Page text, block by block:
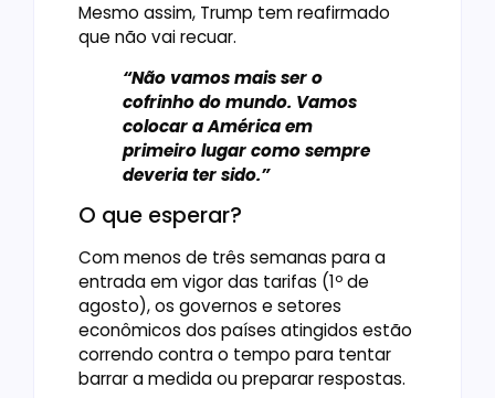
Mesmo assim, Trump tem reafirmado
que não vai recuar.
“Não vamos mais ser o
cofrinho do mundo. Vamos
colocar a América em
primeiro lugar como sempre
deveria ter sido.”
O que esperar?
Com menos de três semanas para a
entrada em vigor das tarifas (1º de
agosto), os governos e setores
econômicos dos países atingidos estão
correndo contra o tempo para tentar
barrar a medida ou preparar respostas.